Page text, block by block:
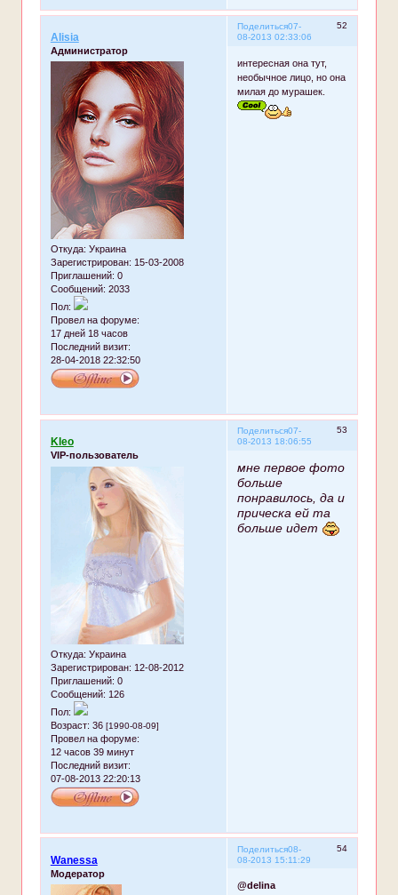
Поделиться 52
07-
08-2013 02:33:06
Alisia
Администратор
Откуда: Украина
Зарегистрирован: 15-03-2008
Приглашений: 0
Сообщений: 2033
Пол:
Провел на форуме:
17 дней 18 часов
Последний визит:
28-04-2018 22:32:50
интересная она тут,
необычное лицо, но она
милая до мурашек.
Поделиться 53
07-
08-2013 18:06:55
Kleo
VIP-пользователь
Откуда: Украина
Зарегистрирован: 12-08-2012
Приглашений: 0
Сообщений: 126
Пол:
Возраст: 36 [1990-08-09]
Провел на форуме:
12 часов 39 минут
Последний визит:
07-08-2013 22:20:13
мне первое фото
больше
понравилось, да и
прическа ей та
больше идет
Поделиться 54
08-
08-2013 15:11:29
Wanessa
Модератор
@delina